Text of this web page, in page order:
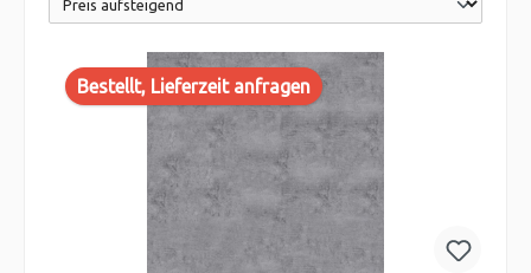
Bestellt, Lieferzeit anfragen